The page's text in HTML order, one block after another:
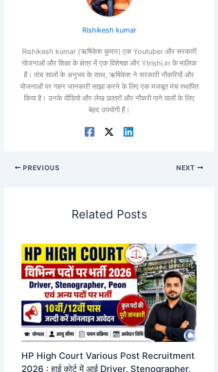
Rishikesh kumar
Rishikesh kumar (ऋषिकेश कुमार) एक Youtuber और सरकारी
योजनाओं और शिक्षा के क्षेत्र में एक विशेषज्ञ और Ytrishi.in के मालिक
हैं। पांच सालों के अनुभव के साथ, ऋषिकेश ने सरकारी नौकरियों और
योजनाओं पर गहन जानकारी साझा करने के लिए एक मजबूत मंच स्थापित
किया है। उनके वीडियो और लेख छात्रों और नौकरी पाने वालों के लिए
बेहद उपयोगी हैं।
PREVIOUS NEXT
Related Posts
HP High Court Various Post Recruitment
2026 : हाई कोर्ट में आई Driver, Stenographer,